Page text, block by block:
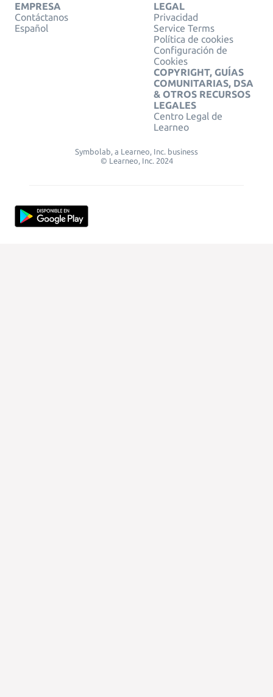
EMPRESA
Contáctanos
Español
LEGAL
Privacidad
Service Terms
Política de cookies
Configuración de
Cookies
COPYRIGHT, GUÍAS
COMUNITARIAS, DSA
& OTROS RECURSOS
LEGALES
Centro Legal de
Learneo
Symbolab, a Learneo, Inc. business
© Learneo, Inc. 2024